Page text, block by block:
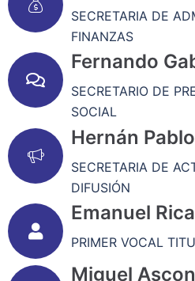
SECRETARIA DE
FINANZAS
Fernando
SECRETARIO DE
SOCIAL
Hernán
SECRETARIA DE
DIFUSIÓN
Emanuel
PRIMER VOCAL
Miguel